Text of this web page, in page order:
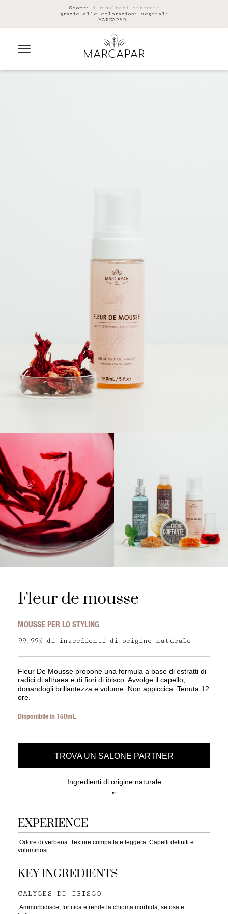
Scopri i risultati ottenuti
grazie alle colorazioni vegetali
MARCAPAR!
Fleur de mousse
MOUSSE PER LO STYLING
99,99% di ingredienti di origine naturale
Fleur De Mousse propone una formula a base di estratti di
radici di althaea e di fiori di ibisco. Avvolge il capello,
donandogli brillantezza e volume. Non appiccica. Tenuta 12
ore.
Disponibile in 150mL
TROVA UN SALONE PARTNER
Ingredienti di origine naturale
EXPERIENCE
Odore di verbena. Texture compatta e leggera. Capelli definiti e
voluminosi.
KEY INGREDIENTS
CALYCES DI IBISCO
Ammorbidisce, fortifica e rende la chioma morbida, setosa e